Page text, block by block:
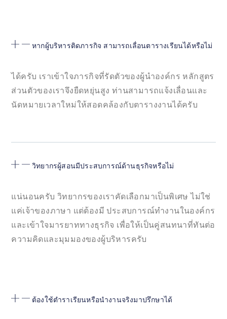
หากผู้บริหารติดภารกิจ สามารถเลื่อนตารางเรียนได้หรือไม่
ได้ครับ เราเข้าใจภารกิจที่รัดตัวของผู้นำองค์กร หลักสูตร
ส่วนตัวของเราจึงยืดหยุ่นสูง ท่านสามารถแจ้งเลื่อนและ
นัดหมายเวลาใหม่ให้สอดคล้องกับตารางงานได้ครับ
วิทยากรผู้สอนมีประสบการณ์ด้านธุรกิจหรือไม่
แน่นอนครับ วิทยากรของเราคัดเลือกมาเป็นพิเศษ ไม่ใช่
แค่เจ้าของภาษา แต่ต้องมี ประสบการณ์ทำงานในองค์กร
และเข้าใจมารยาททางธุรกิจ เพื่อให้เป็นคู่สนทนาที่ทันต่อ
ความคิดและมุมมองของผู้บริหารครับ
ต้องใช้ตำราเรียนหรือนำงานจริงมาปรึกษาได้